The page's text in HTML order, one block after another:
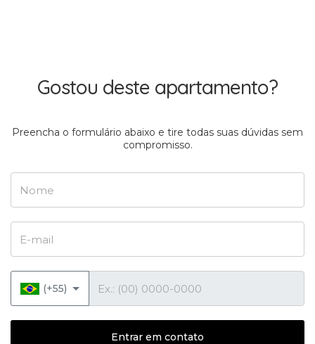
Gostou deste apartamento?
Preencha o formulário abaixo e tire todas suas dúvidas sem
compromisso.
(+55)
Entrar em contato